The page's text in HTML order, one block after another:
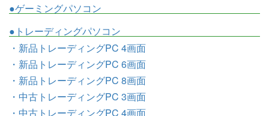
●ゲーミングパソコン
●トレーディングパソコン
・新品トレーディングPC 4画面
・新品トレーディングPC 6画面
・新品トレーディングPC 8画面
・中古トレーディングPC 3画面
・中古トレーディングPC 4画面